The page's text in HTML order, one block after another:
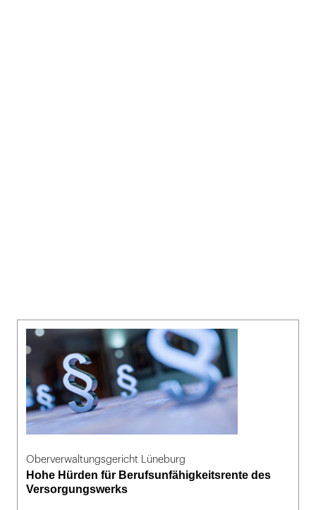
Oberverwaltungsgericht Lüneburg
Hohe Hürden für Berufsunfähigkeitsrente des
Versorgungswerks